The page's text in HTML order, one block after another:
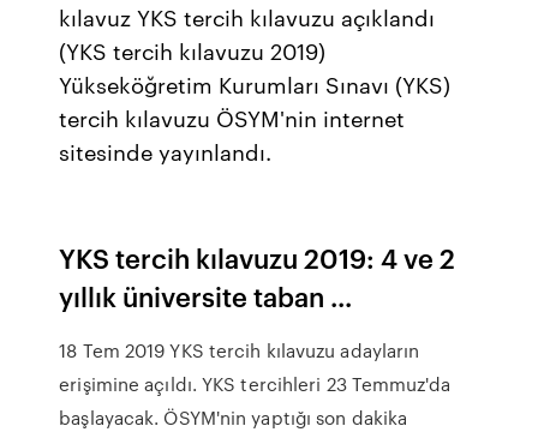
kılavuz YKS tercih kılavuzu açıklandı
(YKS tercih kılavuzu 2019)
Yükseköğretim Kurumları Sınavı (YKS)
tercih kılavuzu ÖSYM'nin internet
sitesinde yayınlandı.
YKS tercih kılavuzu 2019: 4 ve 2
yıllık üniversite taban ...
18 Tem 2019 YKS tercih kılavuzu adayların
erişimine açıldı. YKS tercihleri 23 Temmuz'da
başlayacak. ÖSYM'nin yaptığı son dakika